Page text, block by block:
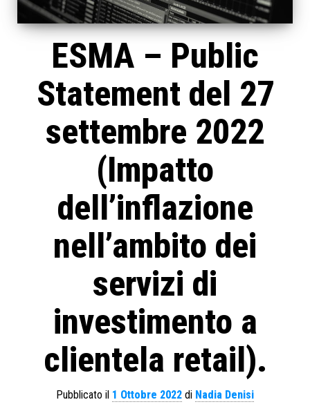
ESMA – Public
Statement del 27
settembre 2022
(Impatto
dell’inflazione
nell’ambito dei
servizi di
investimento a
clientela retail).
Pubblicato il 1 Ottobre 2022 di Nadia Denisi